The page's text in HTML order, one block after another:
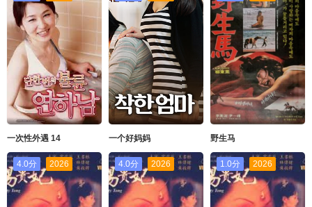
一次性外遇 14 一个好妈妈 野生马
4.0分 2026 4.0分 2026 1.0分 2026